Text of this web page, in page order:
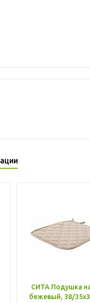
СИТА Подушка
бежевый, 38/